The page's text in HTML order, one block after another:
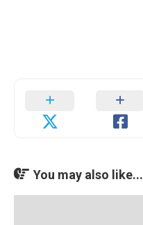
You may also like...